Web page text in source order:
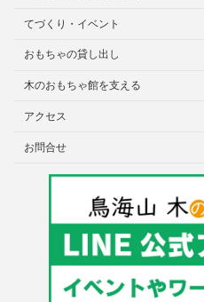
てづくり・イベント
おもちゃの貸し出し
木のおもちゃ館を支える
アクセス
お問合せ